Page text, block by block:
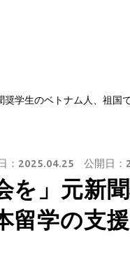
奨学生のベトナム人、祖国
を」元新
留学の支
： 2025.04.25 公開日：